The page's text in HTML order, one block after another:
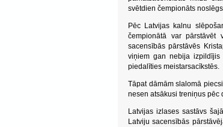
svētdien čempionāts
Pēc Latvijas kalnu
čempionātā var pārstāvēt
sacensībās pārstāvēs
viņiem gan nebija izpildījis
piedalīties meistarsacīkstēs.
Tāpat dāmām slalomā
nesen atsākusi treniņus pēc
Latvijas izlases sastāvs
Latviju sacensībās